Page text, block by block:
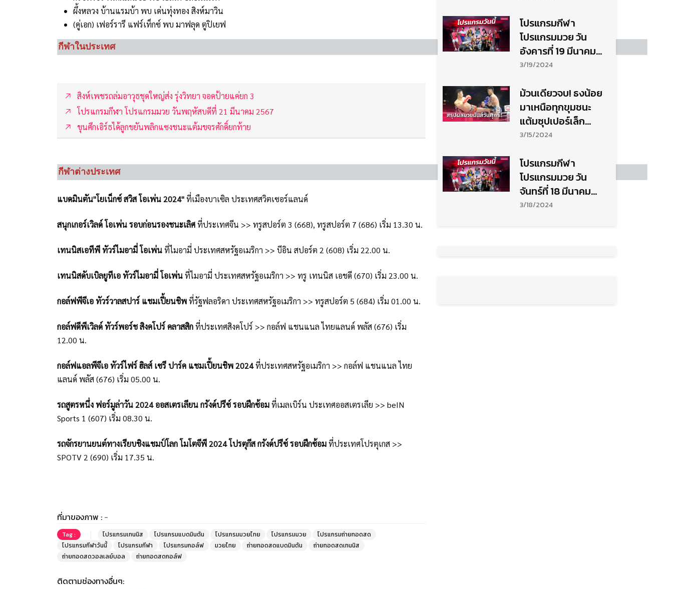
ผึ้งหลวง บ้านแรมบ้า พบ เด่นทุ่งทอง สิงห์มาวิน
(คู่เอก) เฟอร์รารี แฟร์เท็กซ์ พบ มาฟลุด ตูปิเยฟ
กีฬาในประเทศ
สิงห์เพชรถล่มอาวุธชุดใหญ่ส่ง รุ่งวิทยา จอดป้ายแค่ยก 3
โปรแกรมกีฬา โปรแกรมมวย วันพฤหัสบดีที่ 21 มีนาคม 2567
ขุนศึกเอิร์ธได้ลูกขยันพลิกแซงชนะแต้มขจรศักดิ์ยกท้าย
กีฬาต่างประเทศ
แบดมินตัน"โยเน็กซ์ สวิส โอเพ่น 2024"ที่เมืองบาเซิล ประเทศสวิตเซอร์แลนด์
สนุกเกอร์เวิลด์ โอเพ่น รอบก่อนรองชนะเลิศที่ประเทศจีน >> ทรูสปอร์ต 3 (668), ทรูสปอร์ต 7 (686) เริ่ม 13.30 น.
เทนนิสเอทีพี ทัวร์ไมอามี่ โอเพ่นที่ไมอามี่ ประเทศสหรัฐอเมริกา >> บีอิน สปอร์ต 2 (608) เริ่ม 22.00 น.
เทนนิสดับเบิลยูทีเอ ทัวร์ไมอามี่ โอเพ่นที่ไมอามี่ ประเทศสหรัฐอเมริกา >> ทรู เทนนิส เอชดี (670) เริ่ม 23.00 น.
กอล์ฟพีจีเอ ทัวร์วาลสปาร์ แชมเปี้ยนชิพที่รัฐฟลอริดา ประเทศสหรัฐอเมริกา >> ทรูสปอร์ต 5 (684) เริ่ม 01.00 น.
กอล์ฟดีพีเวิลด์ ทัวร์พอร์ช สิงคโปร์ คลาสสิกที่ประเทศสิงคโปร์ >> กอล์ฟ แชนแนล ไทยแลนด์ พลัส (676) เริ่ม
12.00 น.
กอล์ฟแอลพีจีเอ ทัวร์ไฟร์ ฮิลส์ เซรี ปาร์ค แชมเปี้ยนชิพ 2024ที่ประเทศสหรัฐอเมริกา >> กอล์ฟ แชนแนล ไทย
แลนด์ พลัส (676) เริ่ม 05.00 น.
รถสูตรหนึ่ง ฟอร์มูล่าวัน 2024 ออสเตรเลียน กรังด์ปรีซ์ รอบฝึกซ้อมที่เมลเบิร์น ประเทศออสเตรเลีย >> beIN
Sports 1 (607) เริ่ม 08.30 น.
รถจักรยานยนต์ทางเรียบชิงแชมป์โลก โมโตจีพี 2024 โปรตุกีส กรังด์ปรีซ์ รอบฝึกซ้อมที่ประเทศโปรตุเกส >>
SPOTV 2 (690) เริ่ม 17.35 น.
ที่มาของภาพ : -
Tag : โปรแกรมเทนนิส โปรแกรมแบดมินตัน โปรแกรมมวยไทย โปรแกรมมวย
โปรแกรมถ่ายทอดสด
โปรแกรมกีฬาวันนี้
โปรแกรมกีฬา โปรแกรมกอล์ฟ มวยไทย ถ่ายทอดสดแบดมินตัน
ถ่ายทอดสดเทนนิส
ถ่ายทอดสดวอลเลย์บอล
ถ่ายทอดสดกอล์ฟ
ติดตามช่องทางอื่นๆ:
โปรแกรมกีฬา
โปรแกรมมวย วัน
อังคารที่ 19 มีนาคม
2567
3/19/2024
ม้วนเดียวจบ! ธงน้อย
มาเหนือทุกขุมชนะ
แต้มซุปเปอร์เล็ก
ขาดลอย
3/15/2024
โปรแกรมกีฬา
โปรแกรมมวย วัน
จันทร์ที่ 18 มีนาคม
2567
3/18/2024